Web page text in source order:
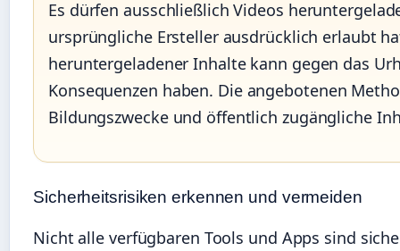
Es dürfen ausschließlich Videos
ursprüngliche Ersteller ausdrücklich erlaubt
heruntergeladener Inhalte kann gegen das
Konsequenzen haben. Die angebotenen
Bildungszwecke und öffentlich zugängliche
Sicherheitsrisiken erkennen und vermeiden
Nicht alle verfügbaren Tools und Apps sind